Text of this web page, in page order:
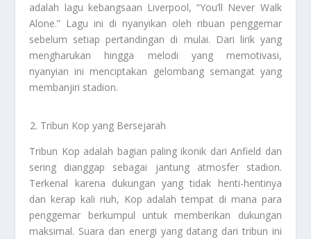
adalah lagu kebangsaan Liverpool, “You’ll Never Walk
Alone.” Lagu ini di nyanyikan oleh ribuan penggemar
sebelum setiap pertandingan di mulai. Dari lirik yang
mengharukan hingga melodi yang memotivasi,
nyanyian ini menciptakan gelombang semangat yang
membanjiri stadion.
Tribun Kop yang Bersejarah
Tribun Kop adalah bagian paling ikonik dari Anfield dan
sering dianggap sebagai jantung atmosfer stadion.
Terkenal karena dukungan yang tidak henti-hentinya
dan kerap kali riuh, Kop adalah tempat di mana para
penggemar berkumpul untuk memberikan dukungan
maksimal. Suara dan energi yang datang dari tribun ini